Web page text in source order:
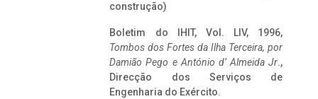
construção)
Boletim do IHIT, Vol. LIV, 1996,
Tombos dos Fortes da Ilha Terceira, por
Damião Pego e António d’ Almeida Jr.,
Direcção dos Serviços de
Engenharia do Exército.